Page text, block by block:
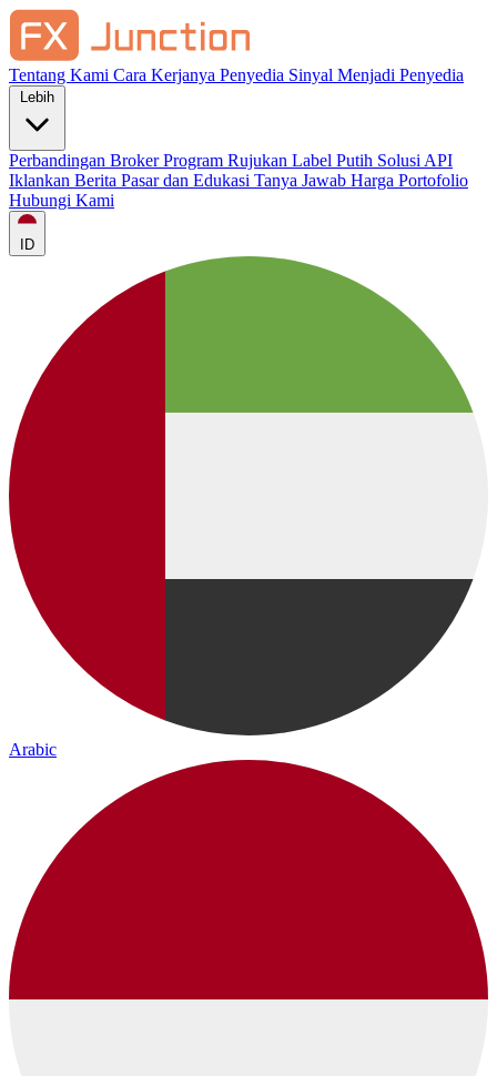
Tentang Kami Cara Kerjanya Penyedia Sinyal Menjadi Penyedia
Perbandingan BrokerProgram Rujukan Label Putih Solusi API
Iklankan Berita Pasar dan Edukasi Tanya Jawab Harga Portofolio
Hubungi Kami
ID
Arabic